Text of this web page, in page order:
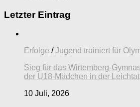
Letzter Eintrag
Erfolge /Jugend trainiert für
Sieg für das Wirtemberg-
der U18-Mädchen in der
10 Juli, 2026